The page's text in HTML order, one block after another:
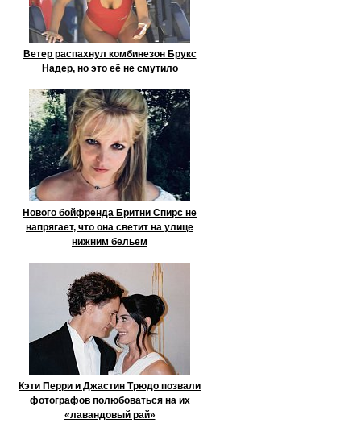
Ветер распахнул комбинезон Брукс
Надер, но это её не смутило
Нового бойфренда Бритни Спирс не
напрягает, что она светит на улице
нижним бельем
Кэти Перри и Джастин Трюдо позвали
фотографов полюбоваться на их
«лавандовый рай»